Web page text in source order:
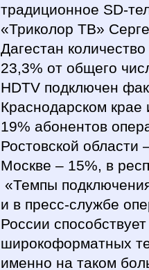
традиционное SD-
«Триколор ТВ»
Дагестан
23,3% от общего
HDTV подключен
Краснодарском крае
19% абонентов
Ростовской
Москве – 15%, в
«Темпы
и в пресс-службе
России
широкоформатных
именно на таком